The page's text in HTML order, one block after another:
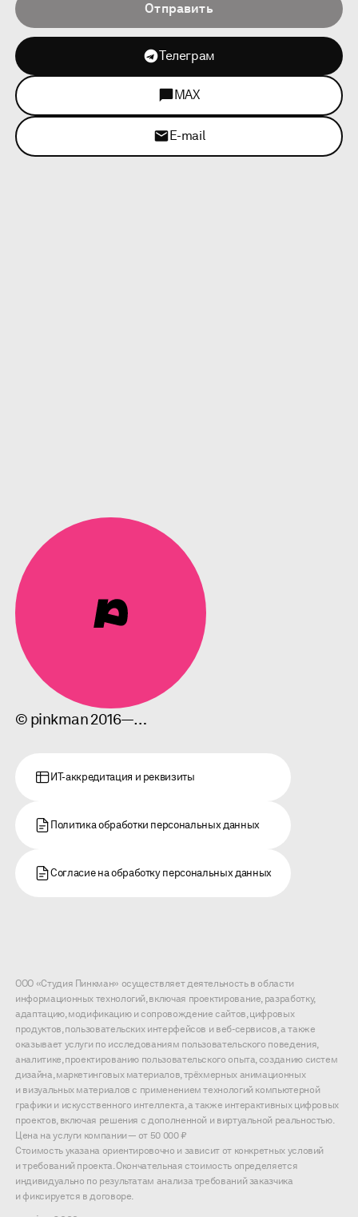
Отправить
Телеграм
MAX
E-mail
© pinkman 2016—…
ИТ-аккредитация и реквизиты
Политика обработки персональных данных
Согласие на обработку персональных данных
ООО «Студия Пинкман» осуществляет деятельность в области
информационных технологий, включая проектирование, разработку,
адаптацию, модификацию и сопровождение сайтов, цифровых
продуктов, пользовательских интерфейсов и веб-сервисов, а также
оказывает услуги по исследованиям пользовательского поведения,
аналитике, проектированию пользовательского опыта, созданию систем
дизайна, маркетинговых материалов, трёхмерных анимационных
и визуальных материалов с применением технологий компьютерной
графики и искусственного интеллекта, а также интерактивных цифровых
проектов, включая решения с дополненной и виртуальной реальностью.
Цена на услуги компании — от 50 000 ₽
Стоимость указана ориентировочно и зависит от конкретных условий
и требований проекта. Окончательная стоимость определяется
индивидуально по результатам анализа требований заказчика
и фиксируется в договоре.